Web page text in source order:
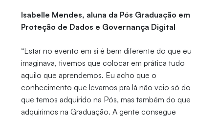
Isabelle Mendes, aluna da Pós Graduação em
Proteção de Dados e Governança Digital
“Estar no evento em si é bem diferente do que eu
imaginava, tivemos que colocar em prática tudo
aquilo que aprendemos. Eu acho que o
conhecimento que levamos pra lá não veio só do
que temos adquirido na Pós, mas também do que
adquirimos na Graduação. A gente consegue